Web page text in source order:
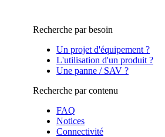
Recherche par besoin
Un projet d'équipement ?
L'utilisation d'un produit ?
Une panne / SAV ?
Recherche par contenu
FAQ
Notices
Connectivité